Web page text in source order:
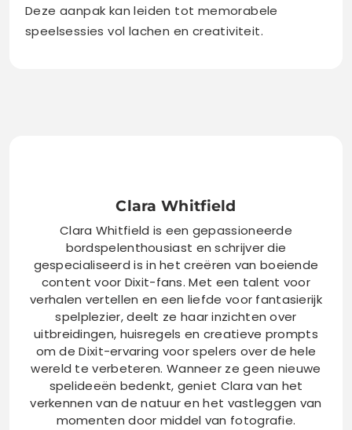
Deze aanpak kan leiden tot memorabele
speelsessies vol lachen en creativiteit.
Clara Whitfield
Clara Whitfield is een gepassioneerde
bordspelenthousiast en schrijver die
gespecialiseerd is in het creëren van boeiende
content voor Dixit-fans. Met een talent voor
verhalen vertellen en een liefde voor fantasierijk
spelplezier, deelt ze haar inzichten over
uitbreidingen, huisregels en creatieve prompts
om de Dixit-ervaring voor spelers over de hele
wereld te verbeteren. Wanneer ze geen nieuwe
spelideeën bedenkt, geniet Clara van het
verkennen van de natuur en het vastleggen van
momenten door middel van fotografie.